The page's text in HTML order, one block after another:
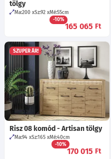
tölgy
Ma:200 Sz:92 Mé:55cm
-10%
165 065 Ft
SZUPER ÁR!
Risz 08 komód - Artisan tölgy
Ma:94 Sz:165 Mé:40cm
-10%
170 015 Ft